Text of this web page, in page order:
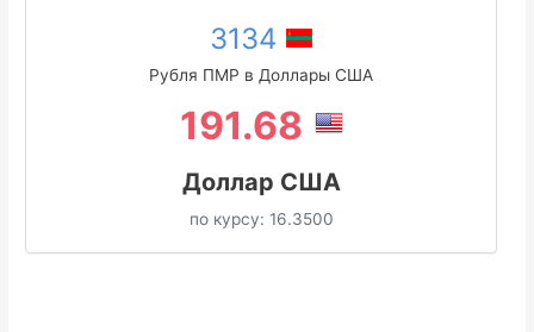
3134
Рубля ПМР в Доллары США
191.68
Доллар США
по курсу: 16.3500